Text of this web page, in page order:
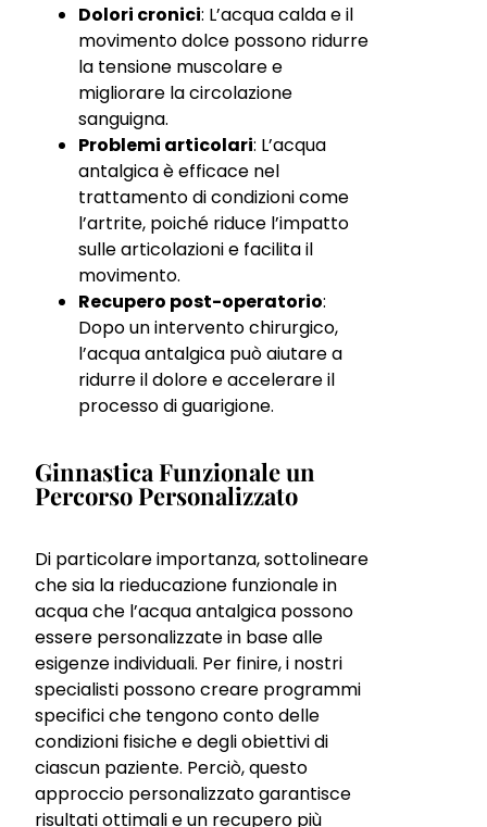
Dolori cronici: L’acqua calda e il
movimento dolce possono ridurre
la tensione muscolare e
migliorare la circolazione
sanguigna.
Problemi articolari: L’acqua
antalgica è efficace nel
trattamento di condizioni come
l’artrite, poiché riduce l’impatto
sulle articolazioni e facilita il
movimento.
Recupero post-operatorio:
Dopo un intervento chirurgico,
l’acqua antalgica può aiutare a
ridurre il dolore e accelerare il
processo di guarigione.
Ginnastica Funzionale un
Percorso Personalizzato
Di particolare importanza, sottolineare
che sia la rieducazione funzionale in
acqua che l’acqua antalgica possono
essere personalizzate in base alle
esigenze individuali. Per finire, i nostri
specialisti possono creare programmi
specifici che tengono conto delle
condizioni fisiche e degli obiettivi di
ciascun paziente. Perciò, questo
approccio personalizzato garantisce
risultati ottimali e un recupero più